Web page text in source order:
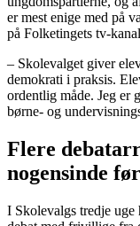
er mest enige med på
på Folketingets tv-
– Skolevalget giver
demokrati i praksis.
ordentlig måde. Jeg er
børne- og
Flere
nogensinde før
I Skolevalgs tredje uge